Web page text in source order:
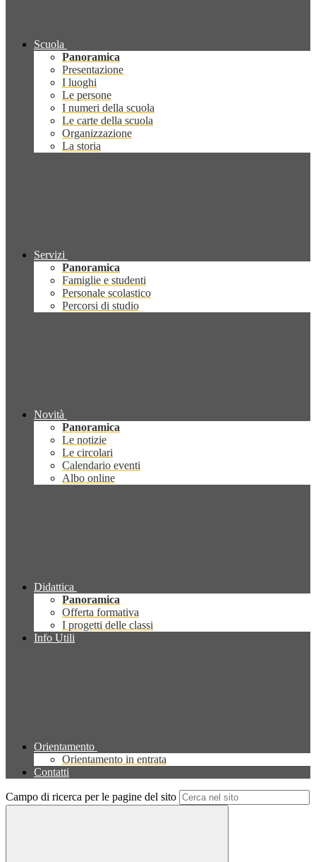
Scuola
Panoramica
Presentazione
I luoghi
Le persone
I numeri della scuola
Le carte della scuola
Organizzazione
La storia
Servizi
Panoramica
Famiglie e studenti
Personale scolastico
Percorsi di studio
Novità
Panoramica
Le notizie
Le circolari
Calendario eventi
Albo online
Didattica
Panoramica
Offerta formativa
I progetti delle classi
Info Utili
Orientamento
Orientamento in entrata
Contatti
Campo di ricerca per le pagine del sito